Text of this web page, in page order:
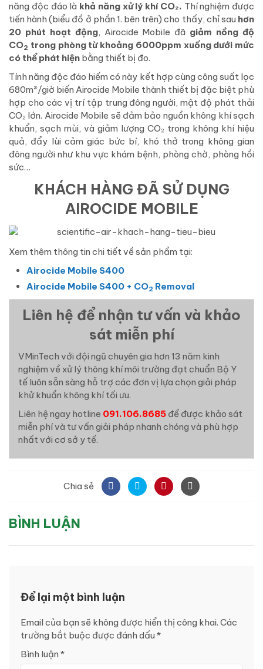
năng độc đáo là khả năng xử lý khí CO₂. Thí nghiệm được
tiến hành (biểu đồ ở phần 1. bên trên) cho thấy, chỉ sau hơn
20 phút hoạt động, Airocide Mobile đã giảm nồng độ
CO2 trong phòng từ khoảng 6000ppm xuống dưới mức
có thể phát hiện bằng thiết bị đo.
Tính năng độc đáo hiếm có này kết hợp cùng công suất lọc
680m³/giờ biến Airocide Mobile thành thiết bị đặc biệt phù
hợp cho các vị trí tập trung đông người, mật độ phát thải
CO₂ lớn. Airocide Mobile sẽ đảm bảo nguồn không khí sạch
khuẩn, sạch mùi, và giảm lượng CO₂ trong không khí hiệu
quả, đẩy lùi cảm giác bức bí, khó thở trong không gian
đông người như khu vực khám bệnh, phòng chờ, phòng hồi
sức…
KHÁCH HÀNG ĐÃ SỬ DỤNG
AIROCIDE MOBILE
Xem thêm thông tin chi tiết về sản phẩm tại:
Airocide Mobile S400
Airocide Mobile S400 + CO2 Removal
Liên hệ để nhận tư vấn và khảo
sát miễn phí
VMinTech với đội ngũ chuyên gia hơn 13 năm kinh
nghiệm về xử lý thông khí môi trường đạt chuẩn Bộ Y
tế luôn sẵn sàng hỗ trợ các đơn vị lựa chọn giải pháp
khử khuẩn không khí tối ưu.
Liên hệ ngay hotline 091.106.8685 để được khảo sát
miễn phí và tư vấn giải pháp nhanh chóng và phù hợp
nhất với cơ sở y tế.
Chia sẻ
BÌNH LUẬN
Để lại một bình luận
Email của bạn sẽ không được hiển thị công khai. Các
trường bắt buộc được đánh dấu *
Bình luận *